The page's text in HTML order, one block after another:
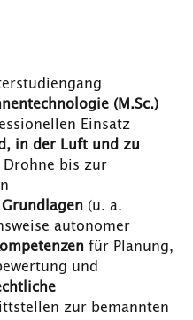
(M.Sc.)
Einsatz
in der Luft und zu
Drohne bis zur
(u. a.
autonomer
für Planung,
und
zur bemannten